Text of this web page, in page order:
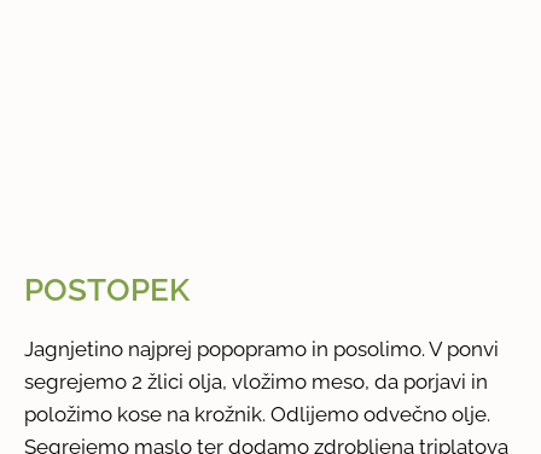
POSTOPEK
Jagnjetino najprej popopramo in posolimo. V ponvi
segrejemo 2 žlici olja, vložimo meso, da porjavi in
položimo kose na krožnik. Odlijemo odvečno olje.
Segrejemo maslo ter dodamo zdrobljena triplatova